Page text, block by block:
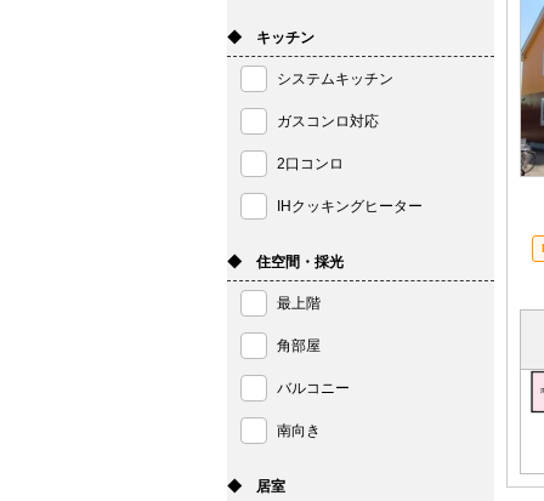
◆ キッチン
システムキッチン
ガスコンロ対応
2口コンロ
IHクッキングヒーター
◆ 住空間・採光
最上階
角部屋
バルコニー
南向き
◆ 居室